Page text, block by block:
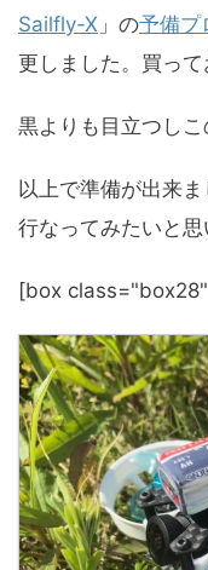
Sailfly-X 」の予備プ
更しました。買って
黒よりも目立つし
以上で準備が出来
行なってみたいと
[box